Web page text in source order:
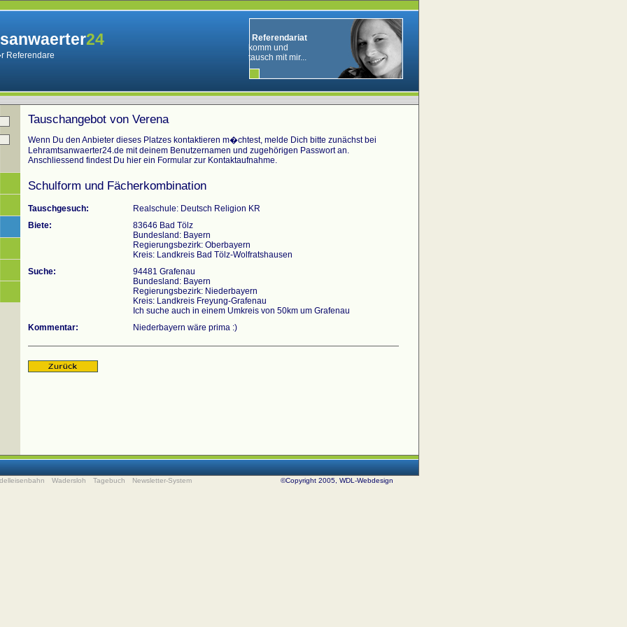
24
Referendare
Referendariat
komm und
tausch mit mir...
Tauschangebot von Verena
Wenn Du den Anbieter dieses Platzes kontaktieren m�chtest, melde Dich bitte zunächst bei
Lehramtsanwaerter24.de mit deinem Benutzernamen und zugehörigen Passwort an.
Anschliessend findest Du hier ein Formular zur Kontaktaufnahme.
Schulform und Fächerkombination
Tauschgesuch:
Realschule: Deutsch Religion KR
Biete:
83646 Bad Tölz
Bundesland: Bayern
Regierungsbezirk: Oberbayern
Kreis: Landkreis Bad Tölz-Wolfratshausen
Suche:
94481 Grafenau
Bundesland: Bayern
Regierungsbezirk: Niederbayern
Kreis: Landkreis Freyung-Grafenau
Ich suche auch in einem Umkreis von 50km um Grafenau
Kommentar:
Niederbayern wäre prima :)
Wadersloh Tagebuch Newsletter-System ©Copyright 2005, WDL-Webdesign